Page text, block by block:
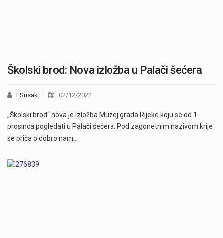
Školski brod: Nova izložba u Palači šećera
LSusak 02/12/2022
„Školski brod“ nova je izložba Muzej grada Rijeke koju se od 1.
prosinca pogledati u Palači šećera. Pod zagonetnim nazivom krije
se priča o dobro nam…